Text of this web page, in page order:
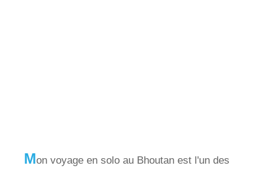
Mon voyage en solo au Bhoutan est l'un des